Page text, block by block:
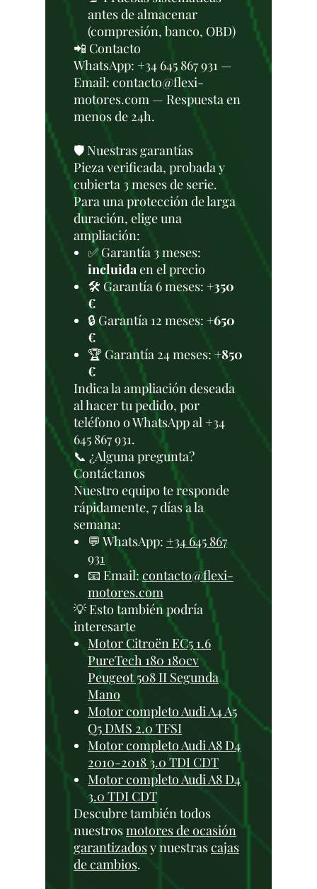
antes de almacenar
(compresión, banco, OBD)
📲 Contacto
WhatsApp: +34 645 867 931 —
Email: contacto@flexi-
motores.com — Respuesta en
menos de 24h.
🛡️ Nuestras garantías
Pieza verificada, probada y
cubierta 3 meses de serie.
Para una protección de larga
duración, elige una
ampliación:
✅ Garantía 3 meses:
incluidaen el precio
🛠️ Garantía 6 meses: +350
€
🔒 Garantía 12 meses: +650
€
🏆 Garantía 24 meses:+850
€
Indica la ampliación deseada
al hacer tu pedido, por
teléfono o WhatsApp al +34
645 867 931.
📞 ¿Alguna pregunta?
Contáctanos
Nuestro equipo te responde
rápidamente, 7 días a la
semana:
💬 WhatsApp: +34 645 867
931
📧 Email:contacto@flexi-
motores.com
💡 Esto también podría
interesarte
Motor Citroën EC5 1.6
PureTech 180 180cv
Peugeot 508 II Segunda
Mano
Motor completo Audi A4 A5
Q5 DMS 2.0 TFSI
Motor completo Audi A8 D4
2010-2018 3.0 TDI CDT
Motor completo Audi A8 D4
3.0 TDI CDT
Descubre también todos
nuestrosmotores de ocasión
garantizadosy nuestrascajas
de cambios.